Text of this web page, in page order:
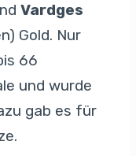
Vardges
Gold. Nur
66
und wurde
gab es für